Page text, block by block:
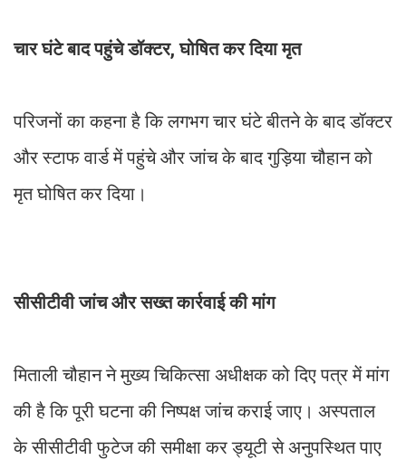
चार घंटे बाद पहुंचे डॉक्टर, घोषित कर दिया मृत
परिजनों का कहना है कि लगभग चार घंटे बीतने के बाद डॉक्टर
और स्टाफ वार्ड में पहुंचे और जांच के बाद गुड़िया चौहान को
मृत घोषित कर दिया।
सीसीटीवी जांच और सख्त कार्रवाई की मांग
मिताली चौहान ने मुख्य चिकित्सा अधीक्षक को दिए पत्र में मांग
की है कि पूरी घटना की निष्पक्ष जांच कराई जाए। अस्पताल
के सीसीटीवी फुटेज की समीक्षा कर ड्यूटी से अनुपस्थित पाए